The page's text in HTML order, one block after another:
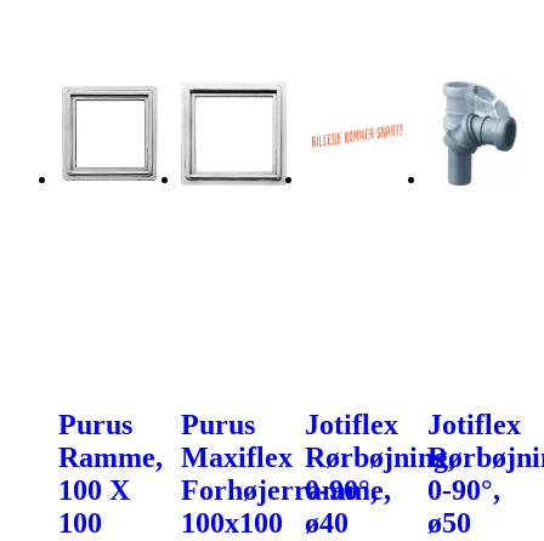
Purus
Ramme,
100 X
100
Purus
Maxiflex
Forhøjerramme,
100x100
Jotiflex
Rørbøjning,
0-90°,
ø40
Jotiflex
0-90°,
ø50